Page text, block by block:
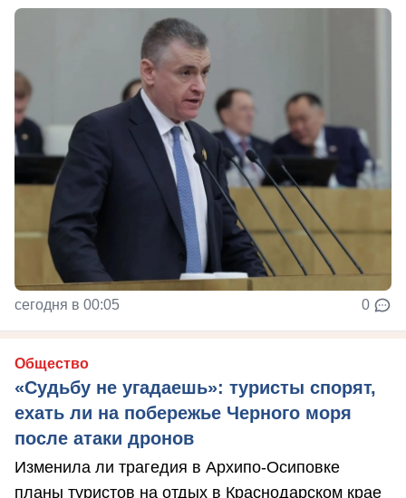
сегодня в 00:05 0
Общество
«Судьбу не угадаешь»: туристы спорят,
ехать ли на побережье Черного моря
после атаки дронов
Изменила ли трагедия в Архипо-Осиповке
планы туристов на отдых в Краснодарском крае